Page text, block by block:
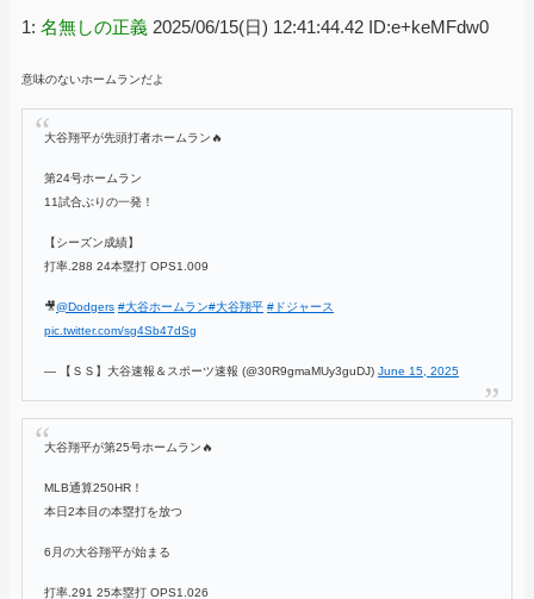
1: 名無しの正義 2025/06/15(日) 12:41:44.42 ID:e+keMFdw0
意味のないホームランだよ
大谷翔平が先頭打者ホームラン🔥
第24号ホームラン
11試合ぶりの一発！
【シーズン成績】
打率.288 24本塁打 OPS1.009
🎥@Dodgers #大谷ホームラン#大谷翔平 #ドジャース
pic.twitter.com/sg4Sb47dSg
— 【ＳＳ】大谷速報＆スポーツ速報 (@30R9gmaMUy3guDJ) June 15, 2025
大谷翔平が第25号ホームラン🔥
MLB通算250HR！
本日2本目の本塁打を放つ
6月の大谷翔平が始まる
打率.291 25本塁打 OPS1.026